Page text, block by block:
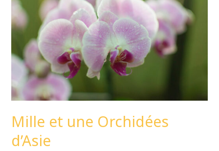
Mille et une Orchidées
d’Asie
Orchidées
d’Asie